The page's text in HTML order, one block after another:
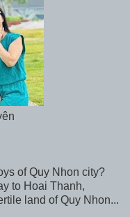
of Quy Nhon city?
to Hoai Thanh,
land of Quy Nhon...